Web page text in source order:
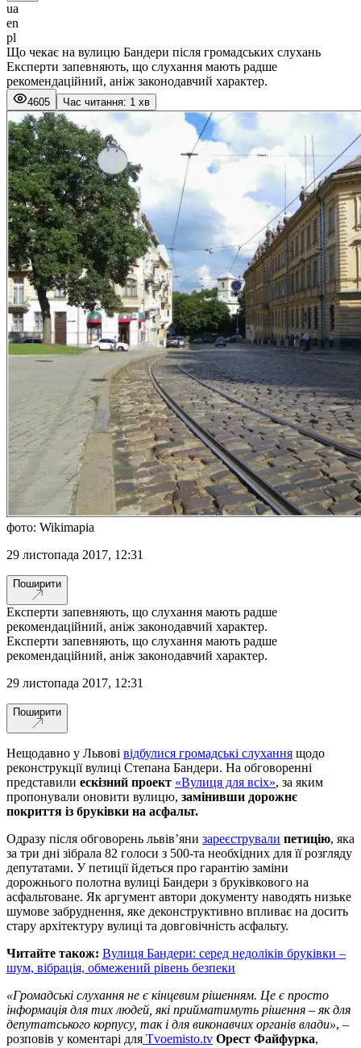
ua
en
pl
Що чекає на вулицю Бандери після громадських слухань
Експерти запевняють, що слухання мають радше
рекомендаційний, аніж законодавчий характер.
4605 Час читання: 1 хв
фото: Wikimapia
29 листопада 2017, 12:31
Поширити
Експерти запевняють, що слухання мають радше
рекомендаційний, аніж законодавчий характер.
Експерти запевняють, що слухання мають радше
рекомендаційний, аніж законодавчий характер.
29 листопада 2017, 12:31
Поширити
Нещодавно у Львові відбулися громадські слухання щодо
реконструкції вулиці Степана Бандери. На обговоренні
представили ескізний проект «Вулиця для всіх», за яким
пропонували оновити вулицю, замінивши дорожнє
покриття із бруківки на асфальт.
Одразу після обговорень львів’яни зареєстрували петицію, яка
за три дні зібрала 82 голоси з 500-та необхідних для її розгляду
депутатами. У петиції йдеться про гарантію заміни
дорожнього полотна вулиці Бандери з бруківкового на
асфальтоване. Як аргумент автори документу наводять низьке
шумове забруднення, яке деконструктивно впливає на досить
стару архітектуру вулиці та довговічність асфальту.
Читайте також: Вулиця Бандери: серед недоліків бруківки –
шум, вібрація, обмежений рівень безпеки
«Громадські слухання не є кінцевим рішенням. Це є просто
інформація для тих людей, які прийматимуть рішення – як для
депутатського корпусу, так і для виконавчих органів влади», ­–
розповів у коментарі для Tvoemisto.tv Орест Файфурка,